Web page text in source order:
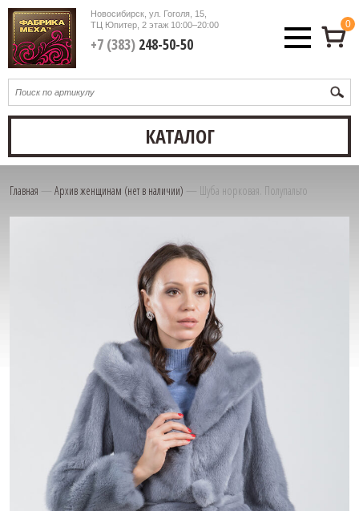
Новосибирск, ул. Гоголя, 15,
ТЦ Юпитер, 2 этаж10:00–20:00
+7 (383)248-50-50
0
КАТАЛОГ
Главная — Архив женщинам (нет в наличии) — Шуба норковая. Полупальто